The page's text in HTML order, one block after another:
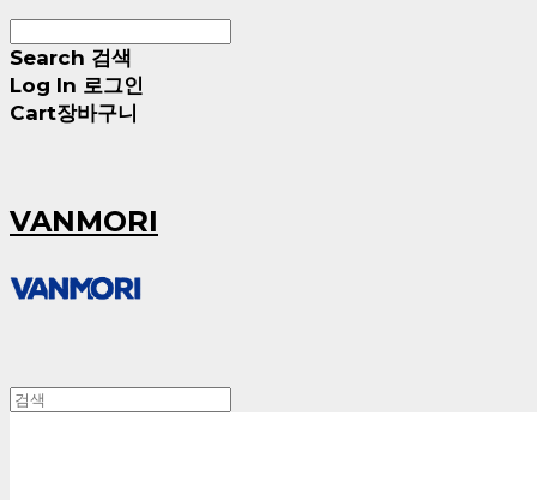
Search 검색
Log In 로그인
Cart장바구니
VANMORI